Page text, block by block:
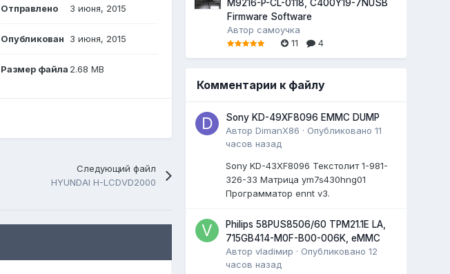
Отправлено 3 июня, 2015
Опубликован 3 июня, 2015
Размер файла 2.68 MB
Следующий файл
HYUNDAI H-LCDVD2000
M9216-P-CL-0118, C400Y19-7NUSB
Firmware Software
Автор самоучка
11
4
Комментарии к файлу
Sony KD-49XF8096 EMMC DUMP
АвторDimanX86 · Опубликовано11
часов назад
Sony KD-43XF8096 Текстолит 1-981-
326-33 Матрица ym7s430hng01
Программатор ennt v3.
Philips 58PUS8506/60 TPM21.1E LA,
715GB414-M0F-B00-006K, eMMC
Авторvladiмир · Опубликовано12
часов назад